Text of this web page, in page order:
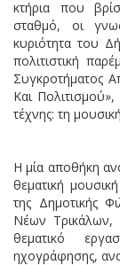
κτήρια που
σταθμό, οι
κυριότητα του
πολιτιστική
Συγκροτήματος
Και
τέχνης: τη
Η μία αποθήκη
θεματική
της Δημοτικής
Νέων Τρικάλων,
θεματικό
ηχογράφησης,